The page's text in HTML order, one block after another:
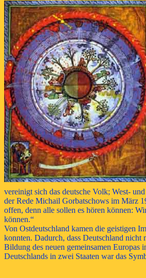
vereinigt sich das deutsche Volk; West-
der Rede Michail Gorbatschows im März
offen, denn alle sollen es hören können:
können.“
Von Ostdeutschland kamen die geistigen
konnten. Dadurch, dass Deutschland
Bildung des neuen gemeinsamen Europas
Deutschlands in zwei Staaten war das